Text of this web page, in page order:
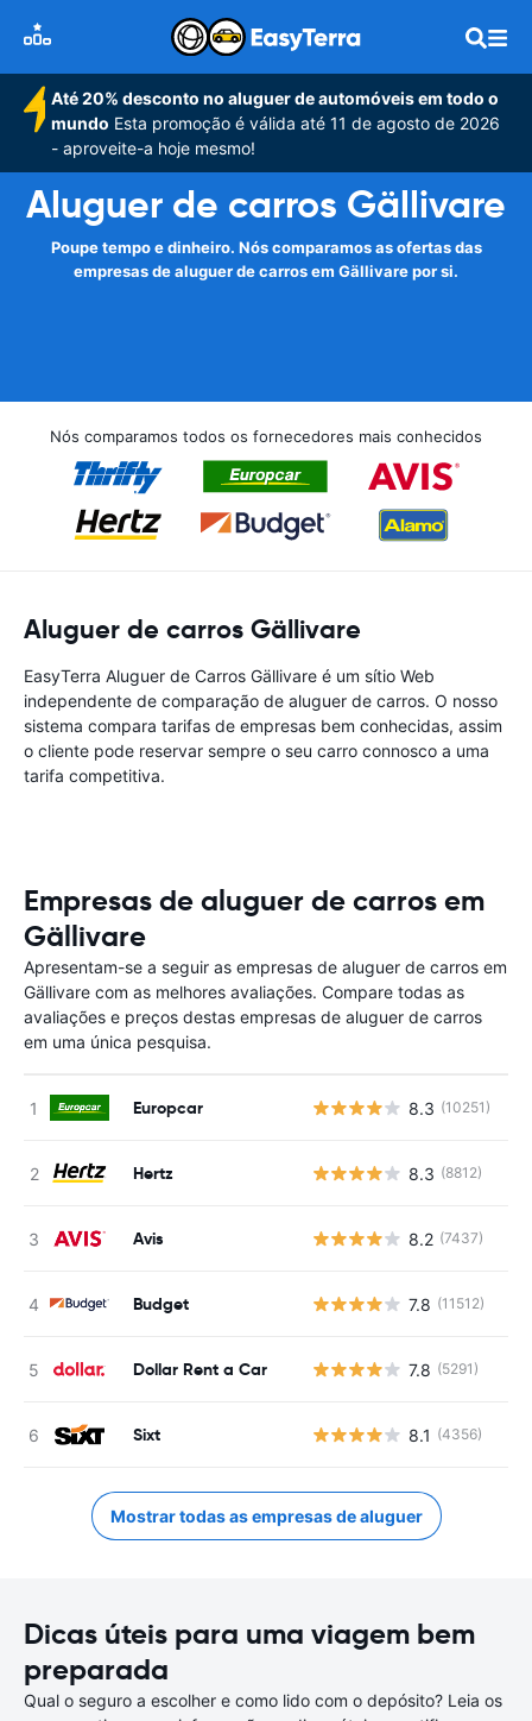
Até 20% desconto no aluguer de automóveis em todo o
mundo Esta promoção é válida até 11 de agosto de 2026
- aproveite-a hoje mesmo!
Aluguer de carros Gällivare
Poupe tempo e dinheiro. Nós comparamos as ofertas das
empresas de aluguer de carros em Gällivare por si.
Nós comparamos todos os fornecedores mais conhecidos
Aluguer de carros Gällivare
EasyTerra Aluguer de Carros Gällivare é um sítio Web
independente de comparação de aluguer de carros. O nosso
sistema compara tarifas de empresas bem conhecidas, assim
o cliente pode reservar sempre o seu carro connosco a uma
tarifa competitiva.
Empresas de aluguer de carros em
Gällivare
Apresentam-se a seguir as empresas de aluguer de carros em
Gällivare com as melhores avaliações. Compare todas as
avaliações e preços destas empresas de aluguer de carros
em uma única pesquisa.
Europcar 8.3 (10251)
Hertz 8.3 (8812)
Avis 8.2 (7437)
Budget 7.8 (11512)
Dollar Rent a Car 7.8 (5291)
Sixt 8.1 (4356)
Mostrar todas as empresas de aluguer
Dicas úteis para uma viagem bem
preparada
Qual o seguro a escolher e como lido com o depósito? Leia os